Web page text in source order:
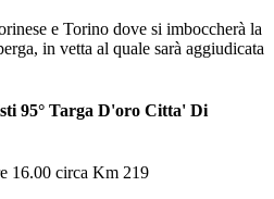
e Torino dove si imboccherà la
in vetta al quale sarà aggiudicata
95° Targa D'oro Citta' Di
16.00 circa Km 219